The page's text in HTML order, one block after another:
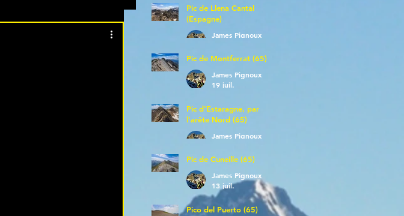
Pic de Llena Cantal
(Espagne)
James Pignoux
Pic de Montferrat (65)
James Pignoux
19 juil.
Pic d'Estaragne, par
l'arête Nord (65)
James Pignoux
Pic de Cuneille (65)
James Pignoux
13 juil.
Pico del Puerto (65)